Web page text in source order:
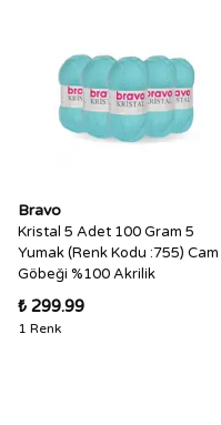
Bravo
Kristal 5 Adet 100 Gram 5
Yumak (Renk Kodu :755) Cam
Göbeği %100 Akrilik
₺ 299.99
1 Renk